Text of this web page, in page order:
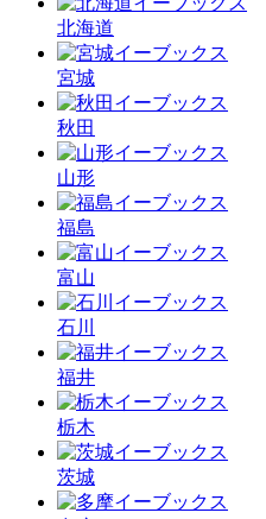
北海道
宮城
秋田
山形
福島
富山
石川
福井
栃木
茨城